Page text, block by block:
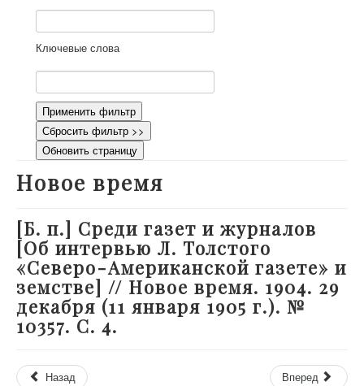
Как работать с сайтом
Контакты
Ключевые слова
Применить фильтр
Сбросить фильтр >>
Обновить страницу
Новое время
[Б. п.] Среди газет и журналов
[Об интервью Л. Толстого
«Северо-Американской газете» и
земстве] // Новое время. 1904. 29
декабря (11 января 1905 г.). №
10357. С. 4.
Назад Вперед